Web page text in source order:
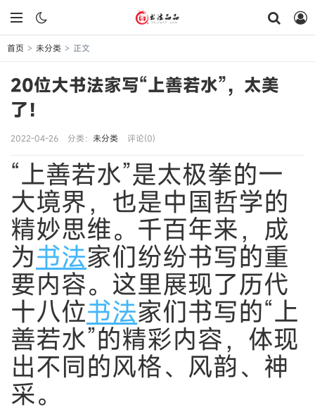
首页 > 未分类 > 正文
20位大书法家写“上善若水”，太美
了！
2022-04-26 分类： 未分类 评论(0)
“上善若水”是太极拳的一
大境界，也是中国哲学的
精妙思维。千百年来，成
为书法家们纷纷书写的重
要内容。这里展现了历代
十八位书法家们书写的“上
善若水”的精彩内容，体现
出不同的风格、风韵、神
采。